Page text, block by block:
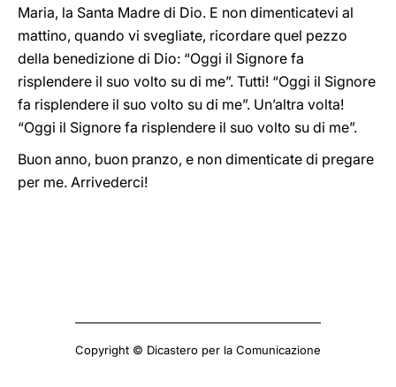
Maria, la Santa Madre di Dio. E non dimenticatevi al
mattino, quando vi svegliate, ricordare quel pezzo
della benedizione di Dio: “Oggi il Signore fa
risplendere il suo volto su di me”. Tutti! “Oggi il Signore
fa risplendere il suo volto su di me”. Un’altra volta!
“Oggi il Signore fa risplendere il suo volto su di me”.
Buon anno, buon pranzo, e non dimenticate di pregare
per me. Arrivederci!
Copyright © Dicastero per la Comunicazione